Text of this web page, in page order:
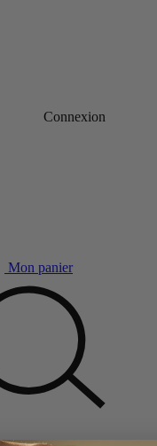
Connexion
Mon panier